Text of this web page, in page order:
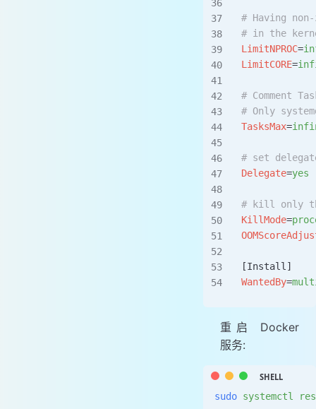
# Having
# in the
LimitNPROC=
LimitCORE=
# Comment
# Only
TasksMax=
# set
Delegate=yes
# kill only
KillMode=
[Install]
WantedBy=
重启 Docker
服务:
sudo systemctl